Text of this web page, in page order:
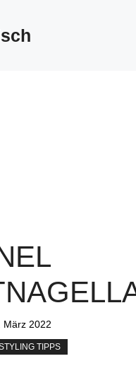
März 2022
TIPPS